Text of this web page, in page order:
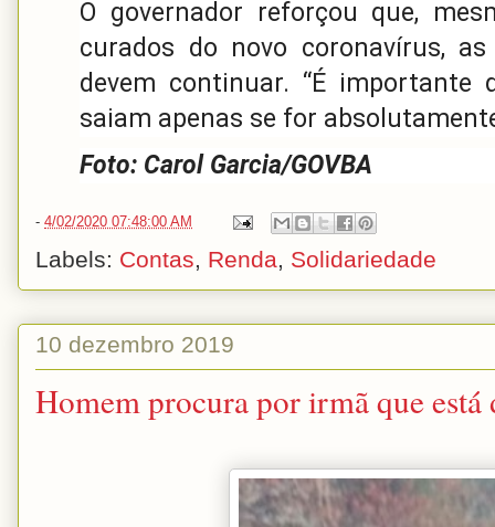
O governador reforçou que,
curados do novo coronavírus,
devem continuar. “É
saiam apenas se for
Foto: Carol Garcia/GOVBA
- 4/02/2020 07:48:00 AM
Labels: Contas, Renda, Solidariedade
10 dezembro 2019
Homem procura por irmã que está